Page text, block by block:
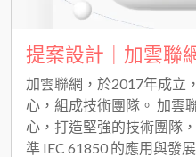
提案設計｜加雲聯
加雲聯網，於2017年成立
心，組成技術團隊。 加雲
心，打造堅強的技術團隊
準 IEC 61850 的應用與發